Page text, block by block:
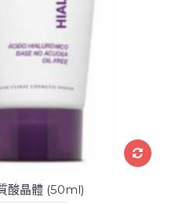
酸晶體 (50ml)